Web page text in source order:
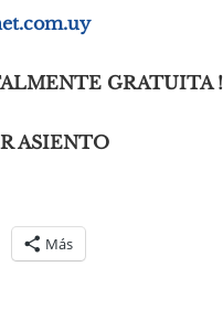
GRATUITA
ASIENTO
Más